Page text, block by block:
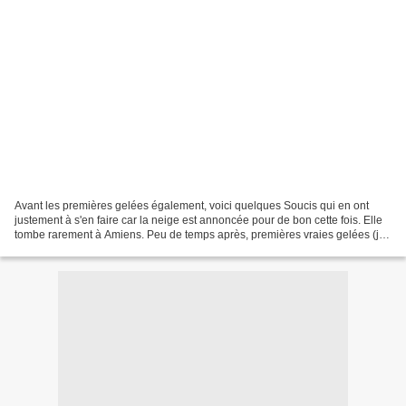
Avant les premières gelées également, voici quelques Soucis qui en ont
justement à s'en faire car la neige est annoncée pour de bon cette fois. Elle
tombe rarement à Amiens. Peu de temps après, premières vraies gelées (je